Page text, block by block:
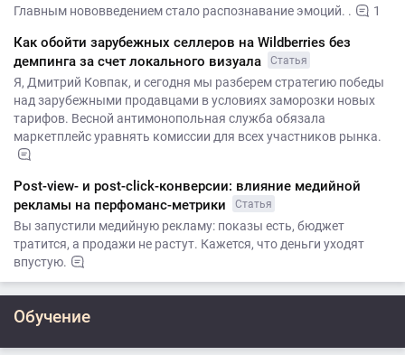
Главным нововведением стало распознавание эмоций. . 1
Как обойти зарубежных селлеров на Wildberries без
демпинга за счет локального визуала
Статья
Я, Дмитрий Ковпак, и сегодня мы разберем стратегию победы
над зарубежными продавцами в условиях заморозки новых
тарифов. Весной антимонопольная служба обязала
маркетплейс уравнять комиссии для всех участников рынка.
Post-view- и post-click-конверсии: влияние медийной
рекламы на перфоманс-метрики
Статья
Вы запустили медийную рекламу: показы есть, бюджет
тратится, а продажи не растут. Кажется, что деньги уходят
впустую.
Обучение